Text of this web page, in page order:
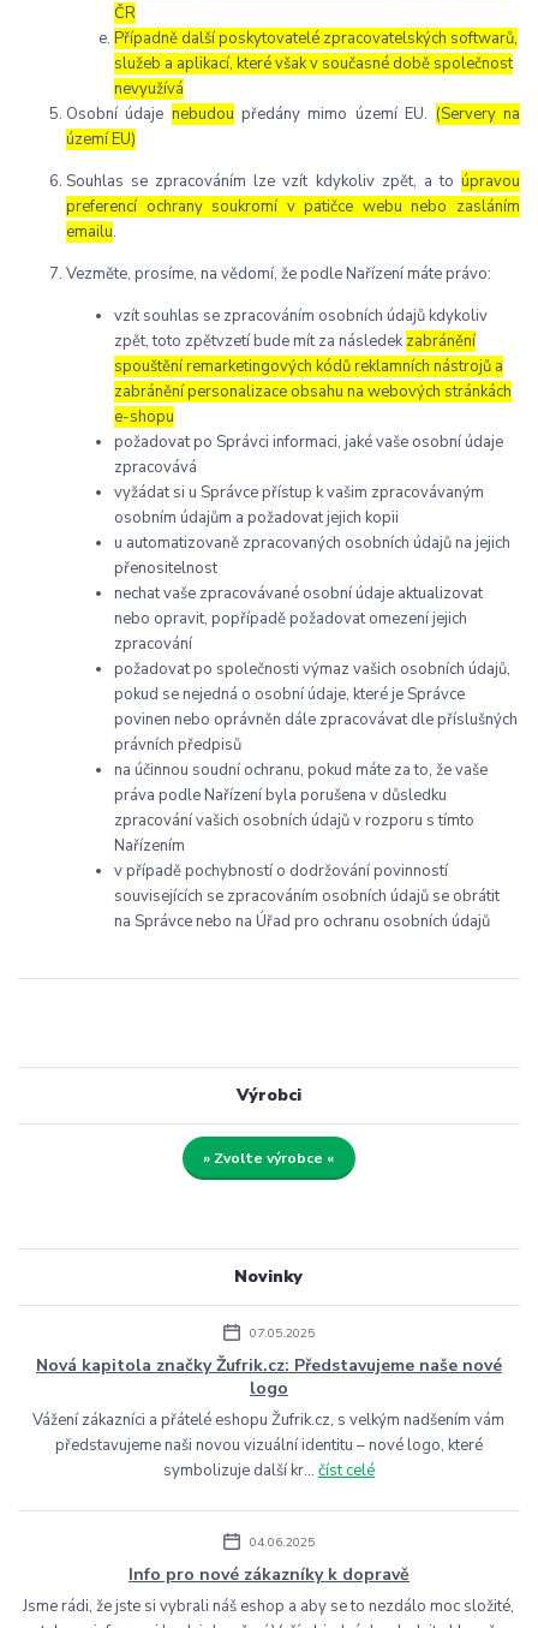
Novinky
07.05.2025
Nová kapitola značky Žufrik.cz: Představujeme naše nové
logo
Vážení zákazníci a přátelé eshopu Žufrik.cz, s velkým nadšením vám
představujeme naši novou vizuální identitu – nové logo, které
symbolizuje další kr... číst celé
04.06.2025
Info pro nové zákazníky k dopravě
Jsme rádi, že jste si vybrali náš eshop a aby se to nezdálo moc složité,
Výrobci
» Zvolte výrobce «
ČR
Případně další poskytovatelé zpracovatelských softwarů,
služeb a aplikací, které však v současné době společnost
nevyužívá
Osobní údaje nebudou předány mimo území EU. (Servery na
území EU)
Souhlas se zpracováním lze vzít kdykoliv zpět, a to úpravou
preferencí ochrany soukromí v patičce webu nebo zasláním
emailu.
Vezměte, prosíme, na vědomí, že podle Nařízení máte právo:
vzít souhlas se zpracováním osobních údajů kdykoliv
zpět, toto zpětvzetí bude mít za následekzabránění
spouštění remarketingových kódů reklamních nástrojů a
zabránění personalizace obsahu na webových stránkách
e-shopu
požadovat po Správci informaci, jaké vaše osobní údaje
zpracovává
vyžádat si u Správce přístup k vašim zpracovávaným
osobním údajům a požadovat jejich kopii
u automatizovaně zpracovaných osobních údajů na jejich
přenositelnost
nechat vaše zpracovávané osobní údaje aktualizovat
nebo opravit, popřípadě požadovat omezení jejich
zpracování
požadovat po společnosti výmaz vašich osobních údajů,
pokud se nejedná o osobní údaje, které je Správce
povinen nebo oprávněn dále zpracovávat dle příslušných
právních předpisů
na účinnou soudní ochranu, pokud máte za to, že vaše
práva podle Nařízení byla porušena v důsledku
zpracování vašich osobních údajů v rozporu s tímto
Nařízením
v případě pochybností o dodržování povinností
souvisejících se zpracováním osobních údajů se obrátit
na Správce nebo na Úřad pro ochranu osobních údajů